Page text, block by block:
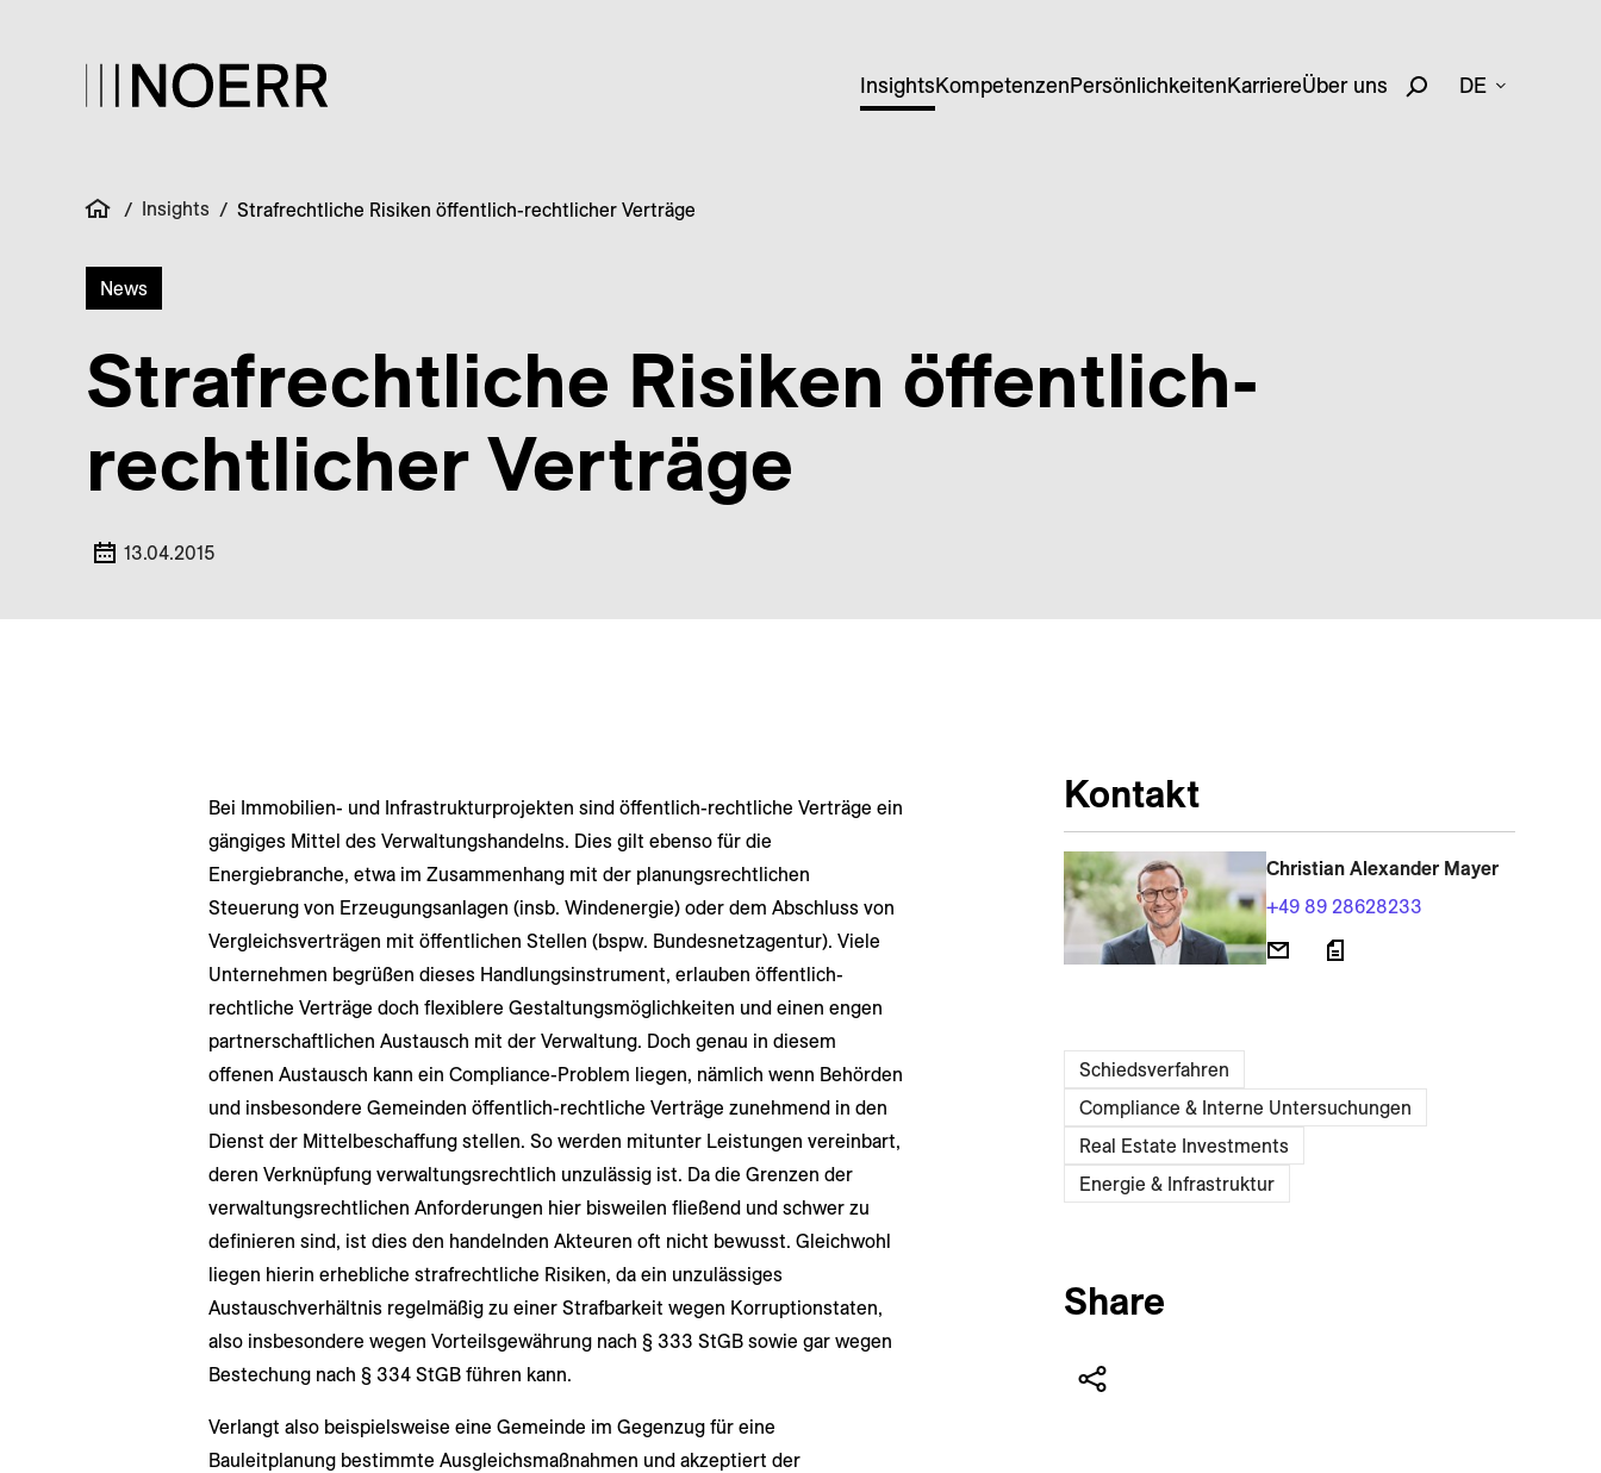
InsightsKompetenzenPersönlichkeitenKarriereÜber uns DE
/ Insights / Strafrechtliche Risiken öffentlich-rechtlicher Verträge
News
Straf­rechtliche Risiken öffentlich-
rechtlicher Verträge
13.04.2015
Bei Immobilien- und Infrastrukturprojekten sind öffentlich-rechtliche Verträge ein
gängiges Mittel des Verwaltungshandelns. Dies gilt ebenso für die
Energiebranche, etwa im Zusammenhang mit der planungsrechtlichen
Steuerung von Erzeugungsanlagen (insb. Windenergie) oder dem Abschluss von
Vergleichsverträgen mit öffentlichen Stellen (bspw. Bundesnetzagentur). Viele
Unternehmen begrüßen dieses Handlungsinstrument, erlauben öffentlich-
rechtliche Verträge doch flexiblere Gestaltungsmöglichkeiten und einen engen
partnerschaftlichen Austausch mit der Verwaltung. Doch genau in diesem
offenen Austausch kann ein Compliance-Problem liegen, nämlich wenn Behörden
und insbesondere Gemeinden öffentlich-rechtliche Verträge zunehmend in den
Dienst der Mittelbeschaffung stellen. So werden mitunter Leistungen vereinbart,
deren Verknüpfung verwaltungsrechtlich unzulässig ist. Da die Grenzen der
verwaltungsrechtlichen Anforderungen hier bisweilen fließend und schwer zu
definieren sind, ist dies den handelnden Akteuren oft nicht bewusst. Gleichwohl
liegen hierin erhebliche strafrechtliche Risiken, da ein unzulässiges
Austauschverhältnis regelmäßig zu einer Strafbarkeit wegen Korruptionstaten,
also insbesondere wegen Vorteilsgewährung nach § 333 StGB sowie gar wegen
Bestechung nach § 334 StGB führen kann.
Verlangt also beispielsweise eine Gemeinde im Gegenzug für eine
Bauleitplanung bestimmte Ausgleichsmaßnahmen und akzeptiert der
Kontakt
Christian Alexander Mayer
+49 89 28628233
Schiedsverfahren
Compliance & Interne Untersuchungen
Real Estate Investments
Energie & Infrastruktur
Share